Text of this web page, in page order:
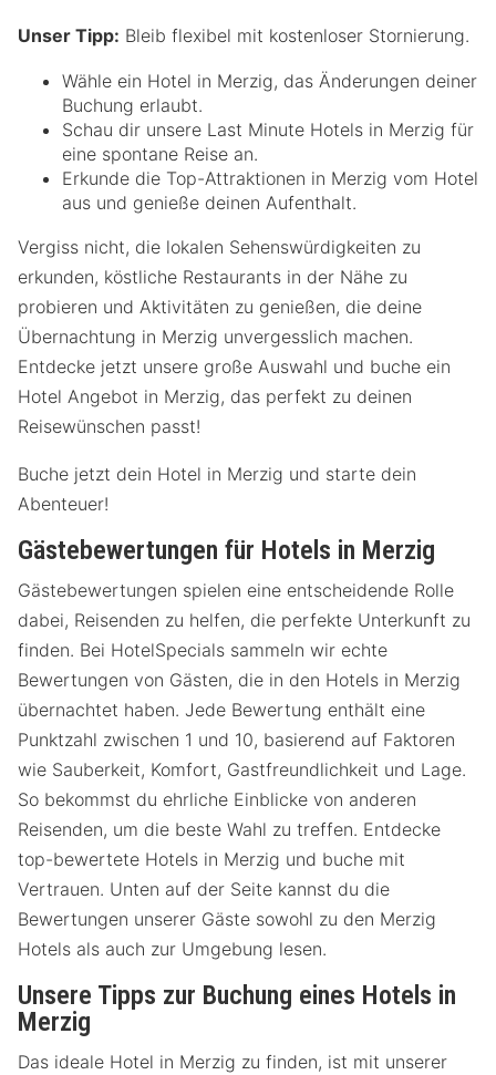
Unser Tipp: Bleib flexibel mit kostenloser Stornierung.
Wähle ein Hotel in Merzig, das Änderungen deiner
Buchung erlaubt.
Schau dir unsere Last Minute Hotels in Merzig für
eine spontane Reise an.
Erkunde die Top-Attraktionen in Merzig vom Hotel
aus und genieße deinen Aufenthalt.
Vergiss nicht, die lokalen Sehenswürdigkeiten zu
erkunden, köstliche Restaurants in der Nähe zu
probieren und Aktivitäten zu genießen, die deine
Übernachtung in Merzig unvergesslich machen.
Entdecke jetzt unsere große Auswahl und buche ein
Hotel Angebot in Merzig, das perfekt zu deinen
Reisewünschen passt!
Buche jetzt dein Hotel in Merzig und starte dein
Abenteuer!
Gästebewertungen für Hotels in Merzig
Gästebewertungen spielen eine entscheidende Rolle
dabei, Reisenden zu helfen, die perfekte Unterkunft zu
finden. Bei HotelSpecials sammeln wir echte
Bewertungen von Gästen, die in den Hotels in Merzig
übernachtet haben. Jede Bewertung enthält eine
Punktzahl zwischen 1 und 10, basierend auf Faktoren
wie Sauberkeit, Komfort, Gastfreundlichkeit und Lage.
So bekommst du ehrliche Einblicke von anderen
Reisenden, um die beste Wahl zu treffen. Entdecke
top-bewertete Hotels in Merzig und buche mit
Vertrauen. Unten auf der Seite kannst du die
Bewertungen unserer Gäste sowohl zu den Merzig
Hotels als auch zur Umgebung lesen.
Unsere Tipps zur Buchung eines Hotels in
Merzig
Das ideale Hotel in Merzig zu finden, ist mit unserer